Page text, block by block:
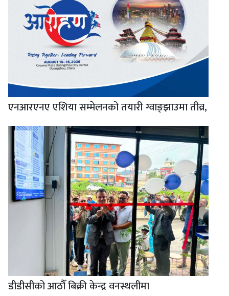
एनआरएनए एशिया सम्मेलनको तयारी ग्वाङ्झाउमा तीव्र,
डीडीसीको आठौँ बिक्री केन्द्र वनस्थलीमा